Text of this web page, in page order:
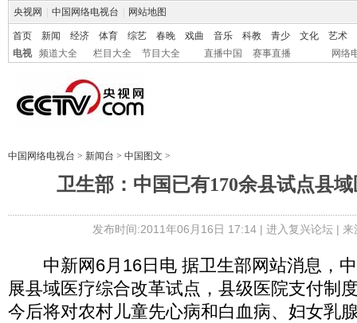
央视网 中国网络电视台 网站地图
首页 新闻 经济 体育 综艺 春晚 戏曲 音乐 科教 青少 文化
艺术
电视
频道大全 栏目大全 节目大全 直播中国 赛事直播 网络
中国网络电视台 > 新闻台 > 中国图文 >
卫生部：中国已有170余县试点县
发布时间:2011年06月16日 17:14 | 进入复兴论坛| 来
中新网6月16日电 据卫生部网站消息，中
展县域医疗综合改革试点，县级医院支付制
今后将对农村儿童先心病和白血病、妇女乳